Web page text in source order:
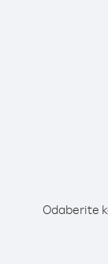
Odaberite